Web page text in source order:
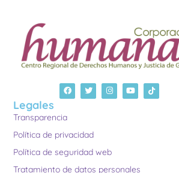
Legales
Transparencia
Política de privacidad
Política de seguridad web
Tratamiento de datos personales